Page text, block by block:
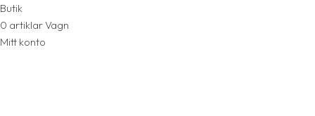
Butik
0 artiklarVagn
Mitt konto